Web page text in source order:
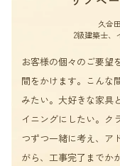
久合
2級建築士、
お客様の個々のご要望
間をかけます。こんな
みたい。大好きな家具
イニングにしたい。ク
つずつ一緒に考え、ア
がら、工事完了までか